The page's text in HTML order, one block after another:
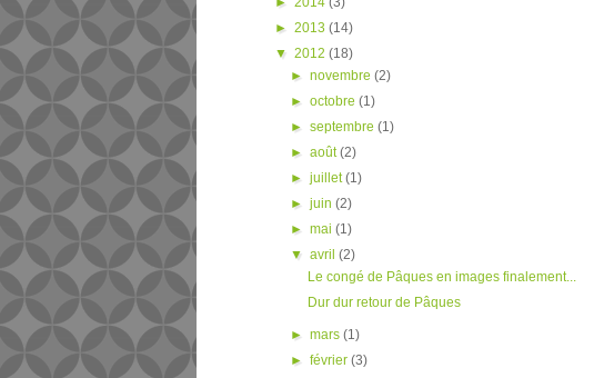
► 2013 (14)
▼ 2012 (18)
►novembre(2)
►octobre(1)
►septembre(1)
►août(2)
►juillet(1)
►juin(2)
►mai(1)
▼avril(2)
Le congé de Pâques en images finalement...
Dur dur retour de Pâques
►mars(1)
►février(3)